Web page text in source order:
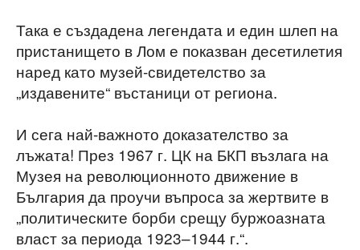
Така е създадена легендата и един шлеп на
пристанището в Лом е показван десетилетия
наред като музей-свидетелство за
„издавените“ въстаници от региона.
И сега най-важното доказателство за
лъжата! През 1967 г. ЦК на БКП възлага на
Музея на революционното движение в
България да проучи въпроса за жертвите в
„политическите борби срещу буржоазната
власт за периода 1923–1944 г.“.